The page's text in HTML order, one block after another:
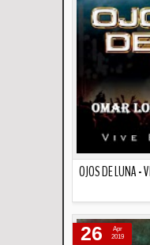
OJOS DE LUNA -
26
Apr
2019